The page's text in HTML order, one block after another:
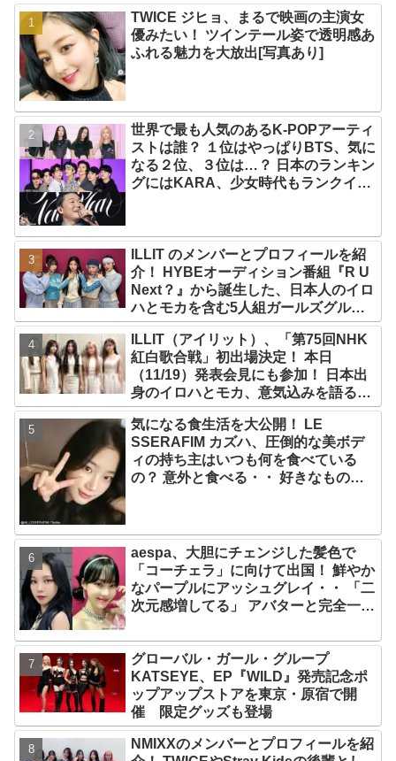
TWICE ジヒョ、まるで映画の主演女
優みたい！ ツインテール姿で透明感あ
ふれる魅力を大放出[写真あり]
世界で最も人気のあるK-POPアーティ
ストは誰？ １位はやっぱりBTS、気に
なる２位、３位は…？ 日本のランキン
グにはKARA、少女時代もランクイ
ILLIT のメンバーとプロフィールを紹
介！ HYBEオーディション番組『R U
Next？』から誕生した、日本人のイロ
ハとモカを含む5人組ガールズグルー
プ！ デビュー曲「Magnetic」がいき
なりの大ヒット
ILLIT（アイリット）、「第75回NHK
紅白歌合戦」初出場決定！ 本日
（11/19）発表会見にも参加！ 日本出
身のイロハとモカ、意気込みを語る
「ずっと夢見てたステージ…嬉しくて
光栄」
気になる食生活を大公開！ LE
SSERAFIM カズハ、圧倒的な美ボデ
ィの持ち主はいつも何を食べている
の？ 意外と食べる・・ 好きなものを
aespa、大胆にチェンジした髪色で
「コーチェラ」に向けて出国！ 鮮やか
なパープルにアッシュグレイ・・ 「二
次元感増してる」 アバターと完全一致
グローバル・ガール・グループ
KATSEYE、EP『WILD』発売記念ポ
ップアップストアを東京・原宿で開
催 限定グッズも登場
NMIXXのメンバーとプロフィールを紹